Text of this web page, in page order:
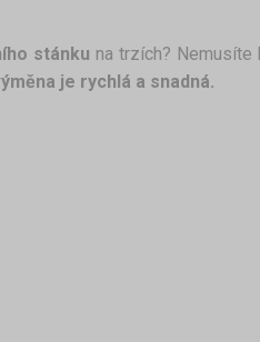
stánku na trzích? Nemusíte
je rychlá a snadná.